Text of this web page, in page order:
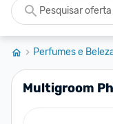
Perfumes e
Multigroom